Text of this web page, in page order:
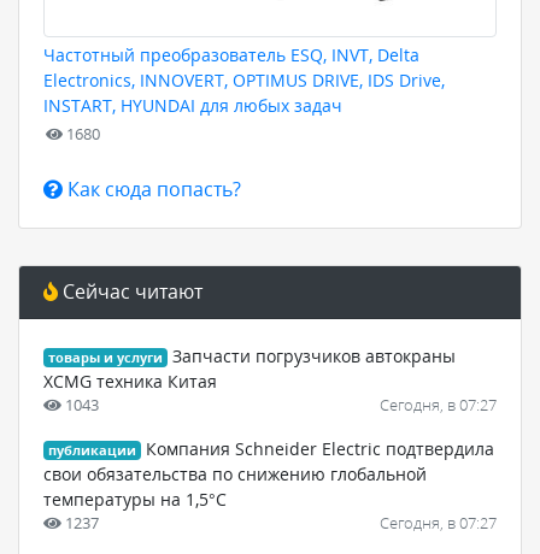
Частотный преобразователь ESQ, INVT, Delta
Electronics, INNOVERT, OPTIMUS DRIVE, IDS Drive,
INSTART, HYUNDAI для любых задач
1680
Как сюда попасть?
Сейчас читают
товары и услуги
Запчасти погрузчиков автокраны
XCMG техника Китая
1043 Сегодня, в 07:27
публикации
Компания Schneider Electric подтвердила
свои обязательства по снижению глобальной
температуры на 1,5°C
1237 Сегодня, в 07:27